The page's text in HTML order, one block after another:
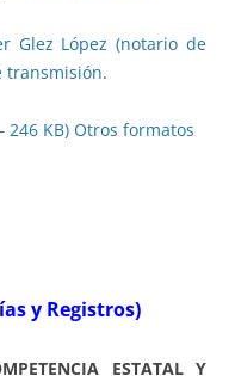
Glez López (notario de
transmisión.
246 KB) Otros formatos
y Registros)
ESTATAL Y